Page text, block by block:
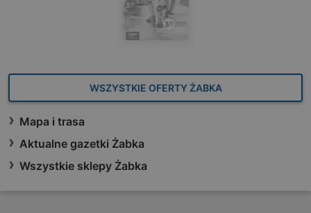
WSZYSTKIE OFERTY ŻABKA
Mapa i trasa
Aktualne gazetki Żabka
Wszystkie sklepy Żabka